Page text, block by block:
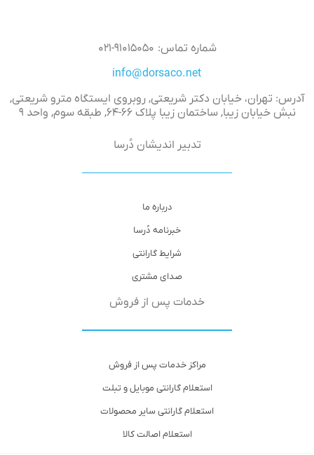
شماره تماس: ۹۱۰۱۵۰۵۰-۰۲۱
آدرس: تهران، خیابان دکتر شریعتی, روبروی ایستگاه مترو شریعتی,
نبش خیابان زیبا, ساختمان زیبا پلاک ۶۶-۶۴, طبقه سوم, واحد ۹
تدبیر اندیشان دُرسا
درباره ما
خبرنامه دُرسا
شرایط گارانتی
صدای مشتری
خدمات پس از فروش
مراکز خدمات پس از فروش
استعلام گارانتی موبایل و تبلت
استعلام گارانتی سایر محصولات
استعلام اصالت کالا